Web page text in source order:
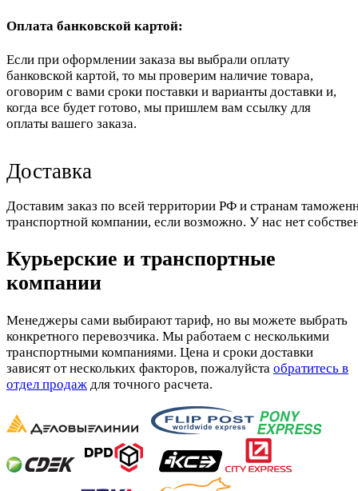
Оплата банковской картой:
Если при оформлении заказа вы выбрали оплату
банковской картой, то мы проверим наличие товара,
оговорим с вами сроки поставки и варианты доставки и,
когда все будет готово, мы пришлем вам ссылку для
оплаты вашего заказа.
Доставка
Доставим заказ по всей территории РФ и странам
транспортной компании, если возможно. У нас нет
Курьерские и транспортные
компании
Менеджеры сами выбирают тариф, но вы можете выбрать
конкретного перевозчика. Мы работаем с несколькими
транспортными компаниями. Цена и сроки доставки
зависят от нескольких факторов, пожалуйста обратитесь в
отдел продаж для точного расчета.